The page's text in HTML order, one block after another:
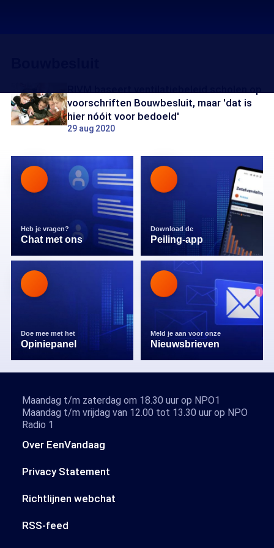
voorschriften Bouwbesluit, maar 'dat is
hier nóóit voor bedoeld'
29 aug 2020
Heb je vragen?
Chat met ons
Download de
Peiling-app
Doe mee met het
Opiniepanel
Meld je aan voor onze
Nieuwsbrieven
Over EenVandaag
Privacy Statement
Richtlijnen webchat
RSS-feed
Maandag t/m zaterdag om 18.30 uur op NPO1
Maandag t/m vrijdag van 12.00 tot 13.30 uur op NPO
Radio 1